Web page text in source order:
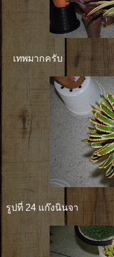
เทพมากครับ
รูปที่ 24 แก๊งนินจา